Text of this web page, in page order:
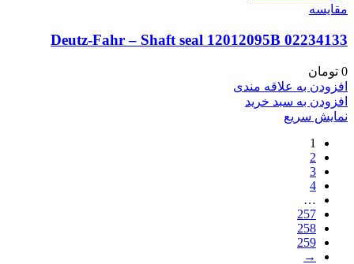
مقايسه
02234133 Deutz-Fahr – Shaft seal 12012095B
0 تومان
افزودن به علاقه مندی
افزودن به سبد خرید
نمایش سریع
1
2
3
4
…
257
258
259
→